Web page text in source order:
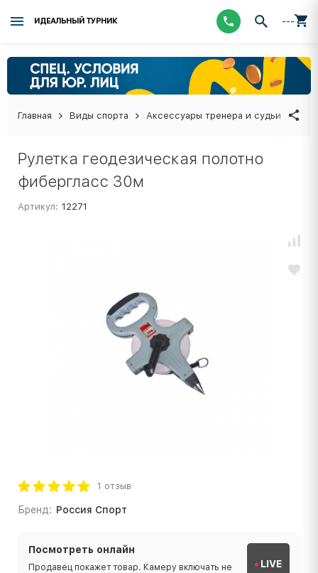
ИДЕАЛЬНЫЙ ТУРНИК ---
Главная Виды спорта Аксессуары тренера и судьи
Рулетка геодезическая полотно
фибергласс 30м
Артикул: 12271
1 отзыв
Бренд: Россия Спорт
Посмотреть онлайн
Продавец покажет товар. Камеру включать не
LIVE